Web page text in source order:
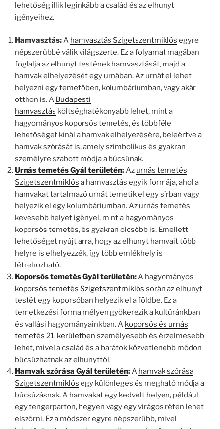
lehetőség illik leginkább a család és az elhunyt
igényeihez.
Hamvasztás:A hamvasztás Szigetszentmiklós egyre
népszerűbbé válik világszerte. Ez a folyamat magában
foglalja az elhunyt testének hamvasztását, majd a
hamvak elhelyezését egy urnában. Az urnát el lehet
helyezni egy temetőben, kolumbáriumban, vagy akár
otthon is. A Budapesti
hamvasztás költséghatékonyabb lehet, mint a
hagyományos koporsós temetés, és többféle
lehetőséget kínál a hamvak elhelyezésére, beleértve a
hamvak szórását is, amely szimbolikus és gyakran
személyre szabott módja a búcsúnak.
Urnás temetés Gyál területén:Az urnás temetés
Szigetszentmiklós a hamvasztás egyik formája, ahol a
hamvakat tartalmazó urnát temetik el egy sírban vagy
helyezik el egy kolumbáriumban. Az urnás temetés
kevesebb helyet igényel, mint a hagyományos
koporsós temetés, és gyakran olcsóbb is. Emellett
lehetőséget nyújt arra, hogy az elhunyt hamvait több
helyre is elhelyezzék, így több emlékhely is
létrehozható.
Koporsós temetés Gyál területén:A hagyományos
koporsós temetés Szigetszentmiklós során az elhunyt
testét egy koporsóban helyezik el a földbe. Ez a
temetkezési forma mélyen gyökerezik a kultúránkban
és vallási hagyományainkban. A koporsós és urnás
temetés 21. kerületben személyesebb és érzelmesebb
lehet, mivel a család és a barátok közvetlenebb módon
búcsúzhatnak az elhunyttól.
Hamvak szórása Gyál területén:A hamvak szórása
Szigetszentmiklós egy különleges és megható módja a
búcsúzásnak. A hamvakat egy kedvelt helyen, például
egy tengerparton, hegyen vagy egy virágos réten lehet
elszórni. Ez a módszer egyre népszerűbb, mivel